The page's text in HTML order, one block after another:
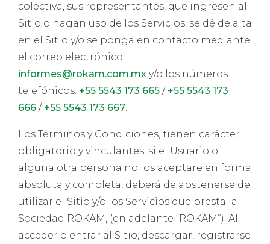
colectiva, sus representantes, que ingresen al
Sitio o hagan uso de los Servicios, se dé de alta
en el Sitio y/o se ponga en contacto mediante
el correo electrónico:
informes@rokam.com.mx y/o los números
telefónicos: +55 5543 173 665 / +55 5543 173
666 / +55 5543 173 667.
Los Términos y Condiciones, tienen carácter
obligatorio y vinculantes, si el Usuario o
alguna otra persona no los aceptare en forma
absoluta y completa, deberá de abstenerse de
utilizar el Sitio y/o los Servicios que presta la
Sociedad ROKAM, (en adelante “ROKAM”). Al
acceder o entrar al Sitio, descargar, registrarse